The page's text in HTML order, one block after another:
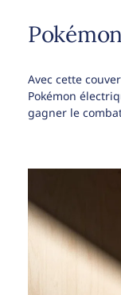
Avec cette
Pokémon
gagner le